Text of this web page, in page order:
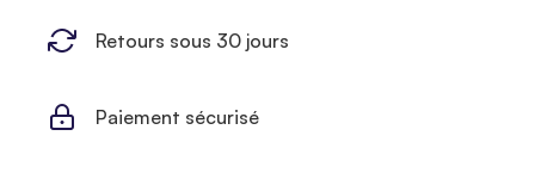
Retours sous 30 jours
Paiement sécurisé